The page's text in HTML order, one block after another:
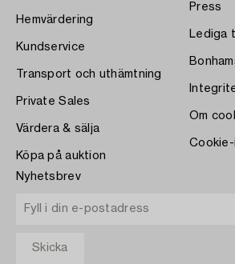
Hemvärdering
Kundservice
Transport och uthämtning
Private Sales
Värdera & sälja
Köpa på auktion
Press
Lediga
Om
Nyhetsbrev